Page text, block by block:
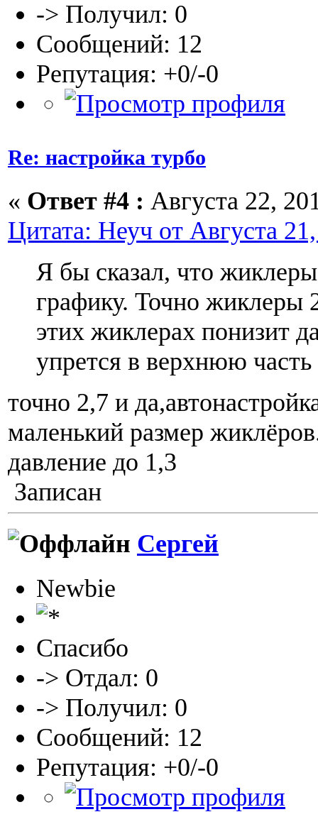
-> Получил: 0
Сообщений: 12
Репутация: +0/-0
Re: настройка турбо
« Ответ #4 : Августа 22,
Цитата: Неуч от Августа
Я бы сказал, что
графику. Точно жиклеры
этих жиклерах понизит
упрется в верхнюю
точно 2,7 и
маленький размер
давление до 1,3
Записан
Сергей
Newbie
Спасибо
-> Отдал: 0
-> Получил: 0
Сообщений: 12
Репутация: +0/-0